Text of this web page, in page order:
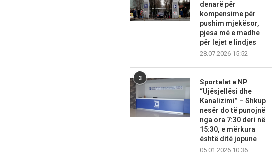
denarë për
kompensime për
pushim mjekësor,
pjesa më e madhe
për lejet e lindjes
28.07.2026 15:52
3
Sportelet e NP
“Ujësjellësi dhe
Kanalizimi” – Shkup
nesër do të punojnë
nga ora 7:30 deri në
15:30, e mërkura
është ditë jopune
05.01.2026 10:36